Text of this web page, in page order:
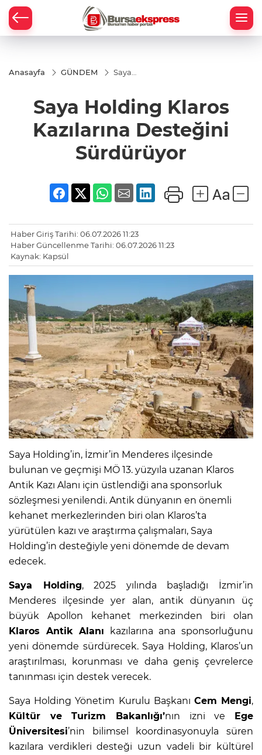
Anasayfa GÜNDEM
Saya
Kazılarına
Desteğini
Sürdürüyor
Saya Holding Klaros
Kazılarına Desteğini
Sürdürüyor
Haber Giriş Tarihi: 06.07.2026 11:23
Haber Güncellenme Tarihi: 06.07.2026 11:23
Kaynak: Kapsül
Saya Holding’in, İzmir’in Menderes ilçesinde
bulunan ve geçmişi MÖ 13. yüzyıla uzanan Klaros
Antik Kazı Alanı için üstlendiği ana sponsorluk
sözleşmesi yenilendi. Antik dünyanın en önemli
kehanet merkezlerinden biri olan Klaros’ta
yürütülen kazı ve araştırma çalışmaları, Saya
Holding’in desteğiyle yeni dönemde de devam
edecek.
Saya Holding, 2025 yılında başladığı İzmir’in
Menderes ilçesinde yer alan, antik dünyanın üç
büyük Apollon kehanet merkezinden biri olan
Klaros Antik Alanı kazılarına ana sponsorluğunu
yeni dönemde sürdürecek. Saya Holding, Klaros’un
araştırılması, korunması ve daha geniş çevrelerce
tanınması için destek verecek.
Saya Holding Yönetim Kurulu Başkanı Cem Mengi,
Kültür ve Turizm Bakanlığı’nın izni ve Ege
Üniversitesi’nin bilimsel koordinasyonuyla süren
kazılara verdikleri desteği uzun vadeli bir kültürel